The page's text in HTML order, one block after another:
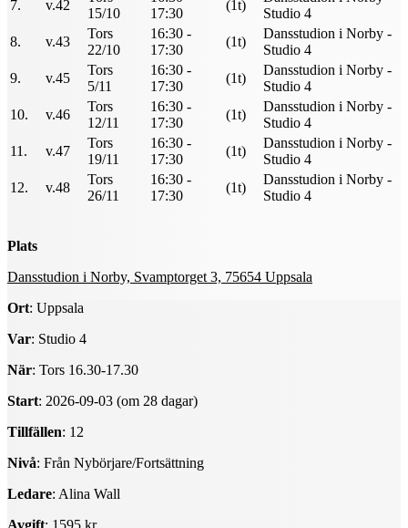
7.
v.42
15/10
17:30
(1t)
Studio 4
8.
v.43
Tors
22/10
16:30 -
17:30
(1t)
Dansstudion i Norby -
Studio 4
9.
v.45
Tors
5/11
16:30 -
17:30
(1t)
Dansstudion i Norby -
Studio 4
10.
v.46
Tors
12/11
16:30 -
17:30
(1t)
Dansstudion i Norby -
Studio 4
11.
v.47
Tors
19/11
16:30 -
17:30
(1t)
Dansstudion i Norby -
Studio 4
12.
v.48
Tors
26/11
16:30 -
17:30
(1t)
Dansstudion i Norby -
Studio 4
Plats
Dansstudion i Norby, Svamptorget 3, 75654 Uppsala
Ort: Uppsala
Var: Studio 4
När: Tors 16.30-17.30
Start: 2026-09-03 (om 28 dagar)
Tillfällen: 12
Nivå: Från Nybörjare/Fortsättning
Ledare: Alina Wall
Avgift: 1595 kr